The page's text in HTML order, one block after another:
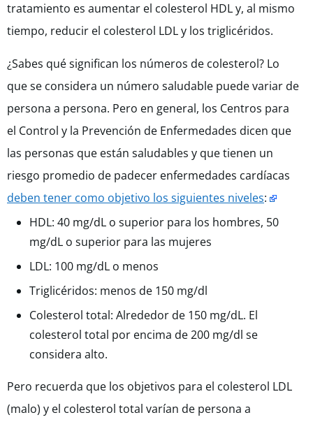
tratamiento es aumentar el colesterol HDL y, al mismo
tiempo, reducir el colesterol LDL y los triglicéridos.
¿Sabes qué significan los números de colesterol? Lo
que se considera un número saludable puede variar de
persona a persona. Pero en general, los Centros para
el Control y la Prevención de Enfermedades dicen que
las personas que están saludables y que tienen un
riesgo promedio de padecer enfermedades cardíacas
deben tener como objetivo los siguientes niveles:
HDL: 40 mg/dL o superior para los hombres, 50
mg/dL o superior para las mujeres
LDL: 100 mg/dL o menos
Triglicéridos: menos de 150 mg/dl
Colesterol total: Alrededor de 150 mg/dL. El
colesterol total por encima de 200 mg/dl se
considera alto.
Pero recuerda que los objetivos para el colesterol LDL
(malo) y el colesterol total varían de persona a